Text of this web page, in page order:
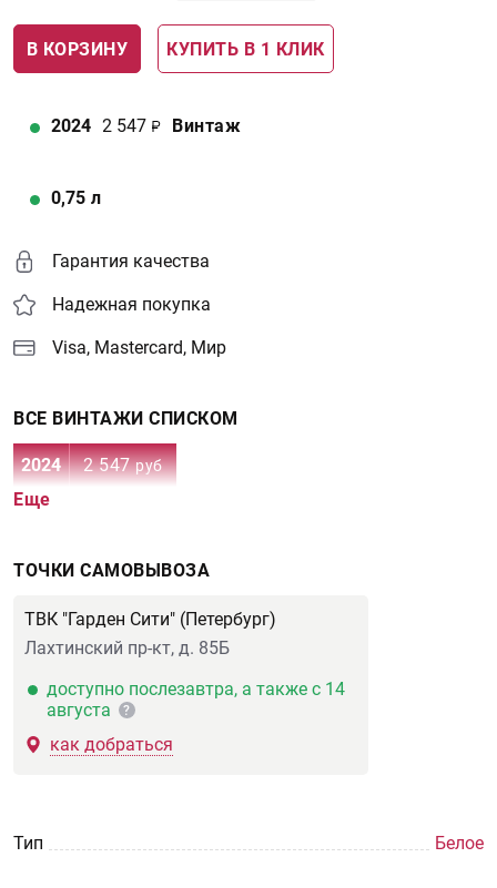
В КОРЗИНУ КУПИТЬ В 1 КЛИК
2024 2 547 Винтаж
0,75 л
Гарантия качества
Надежная покупка
Visa, Mastercard, Мир
ВСЕ ВИНТАЖИ СПИСКОМ
2024 2 547руб
Еще
ТОЧКИ САМОВЫВОЗА
ТВК "Гарден Сити" (Петербург)
Лахтинский пр-кт, д. 85Б
доступно послезавтра, а также с 14
августа
?
как добраться
Тип Белое